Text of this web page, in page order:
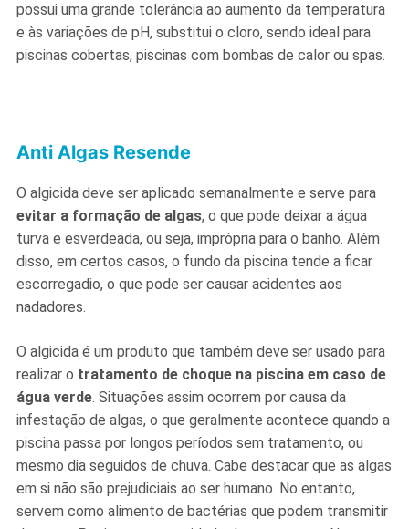
possui uma grande tolerância ao aumento da temperatura
e às variações de pH, substitui o cloro, sendo ideal para
piscinas cobertas, piscinas com bombas de calor ou spas.
Anti Algas Resende
O algicida deve ser aplicado semanalmente e serve para
evitar a formação de algas, o que pode deixar a água
turva e esverdeada, ou seja, imprópria para o banho. Além
disso, em certos casos, o fundo da piscina tende a ficar
escorregadio, o que pode ser causar acidentes aos
nadadores.
O algicida é um produto que também deve ser usado para
realizar o tratamento de choque na piscina em caso de
água verde. Situações assim ocorrem por causa da
infestação de algas, o que geralmente acontece quando a
piscina passa por longos períodos sem tratamento, ou
mesmo dia seguidos de chuva. Cabe destacar que as algas
em si não são prejudiciais ao ser humano. No entanto,
servem como alimento de bactérias que podem transmitir